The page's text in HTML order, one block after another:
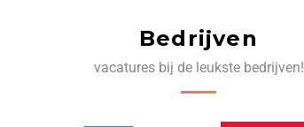
Bedrijven
vacatures bij de leukste bedrijven!